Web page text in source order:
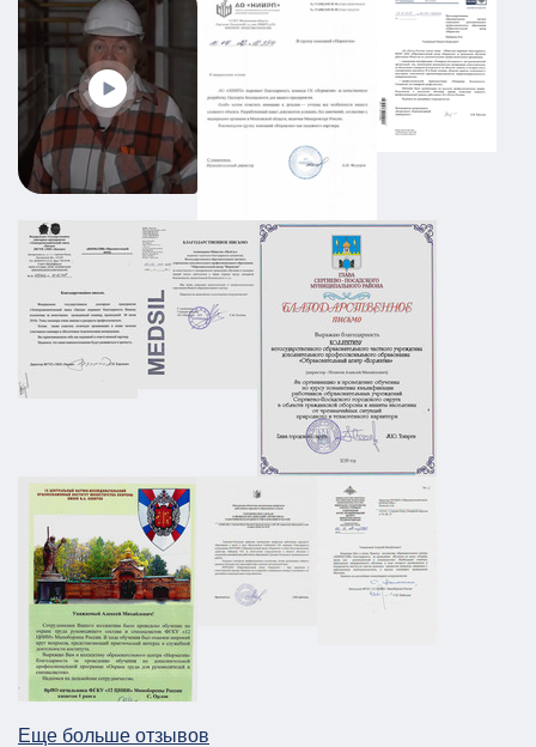
центр «Смена»
ГО и ЧС
ПДЛЧС
19.08.2025 ПОДРОБНЕЕ
Промышленный объект РТИ:
категорирование, Ситуационный план и
Плана охраны объекта
АТЗ Паспорт АТЗ Паспорт безопасности
Постановление Правительства №258
01.03.2026 ПОДРОБНЕЕ
ПЛДЧС для ООО "НС-Ойл"
ПОДРОБНЕЕ
Паспорт безопасности для предприятия
НПП в г. Москва
АТЗ Паспорт АТЗ
Постановление Правительства №258
26.12.2025
Еще больше отзывов